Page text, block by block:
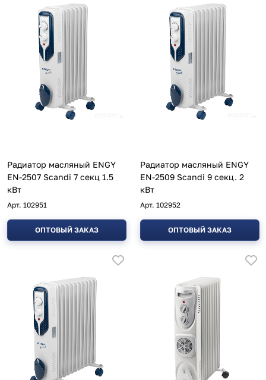
Радиатор масляный ENGY
EN-2507 Scandi 7 секц 1.5
кВт
Арт. 102951
ОПТОВЫЙ ЗАКАЗ
Радиатор масляный ENGY
EN-2509 Scandi 9 секц. 2
кВт
Арт. 102952
ОПТОВЫЙ ЗАКАЗ